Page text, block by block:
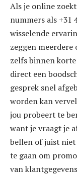
Als je online
nummers als +31
wisselende
zeggen
zelfs binnen
direct een
gesprek snel
worden kan
jou probeert te
want je vraagt je
bellen of juist
te gaan om
van